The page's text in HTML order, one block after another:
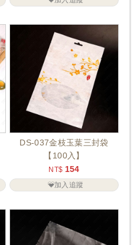
DS-037金枝玉葉三封袋
【100入】
NT$ 154
加入追蹤